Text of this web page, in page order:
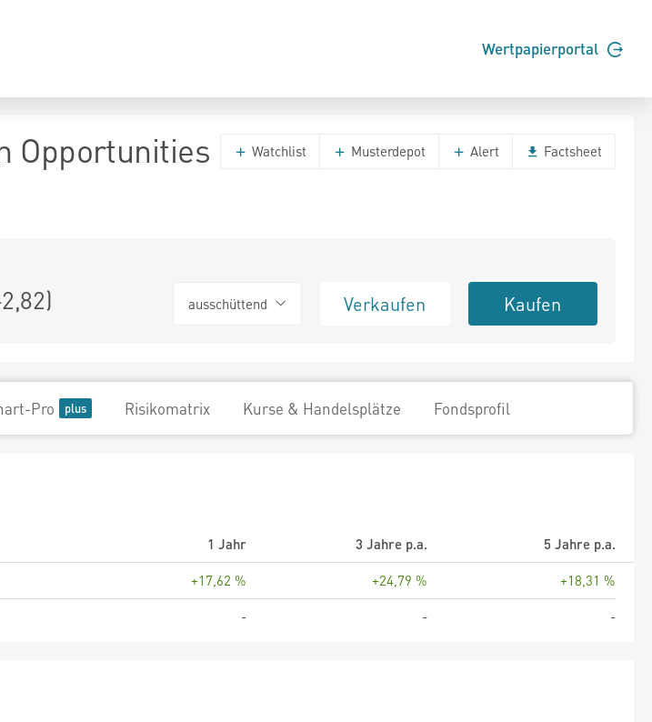
Wertpapierportal
Opportunities Watchlist Musterdepot Alert Factsheet
) ausschüttend Verkaufen Kaufen
Pro Risikomatrix Kurse & Handelsplätze Fondsprofil
1 Jahr 3 Jahre p.a.
5 Jahre p.a.
+17,62 % +24,79 %
+18,31 %
- - -